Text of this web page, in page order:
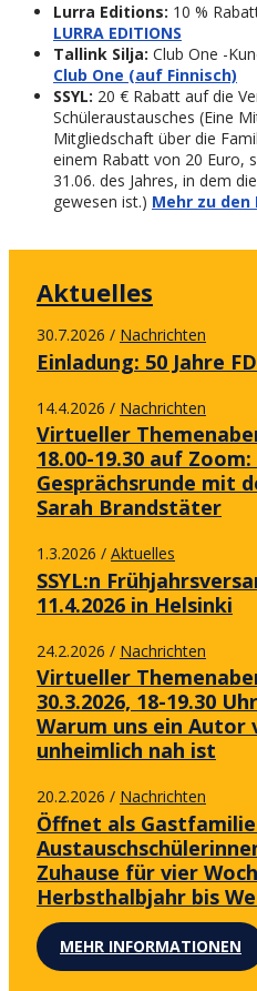
Lurra Editions: 10 %
LURRA EDITIONS
Tallink Silja: Club One -
Club One (auf Finnisch)
SSYL: 20 € Rabatt auf die
Schüleraustausches (Eine
Mitgliedschaft über die
einem Rabatt von 20 Euro,
31.06. des Jahres, in dem
gewesen ist.) Mehr zu den
Aktuelles
30.7.2026 / Nachrichten
Einladung: 50 Jahre
14.4.2026 / Nachrichten
Virtueller
18.00-19.30 auf
Gesprächsrunde mit
Sarah Brandstäter
1.3.2026 / Aktuelles
SSYL:n
11.4.2026 in Helsinki
24.2.2026 / Nachrichten
Virtueller
30.3.2026, 18-19.30
Warum uns ein Autor
unheimlich nah ist
20.2.2026 / Nachrichten
Öffnet als
Zuhause für vier
Herbsthalbjahr bis
MEHR INFORMATIONEN